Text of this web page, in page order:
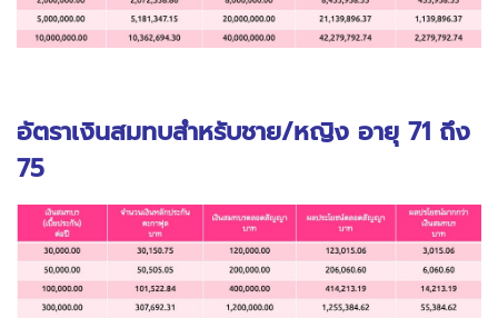
อัตราเงินสมทบสำหรับชาย/หญิง อายุ 71 ถึง
75